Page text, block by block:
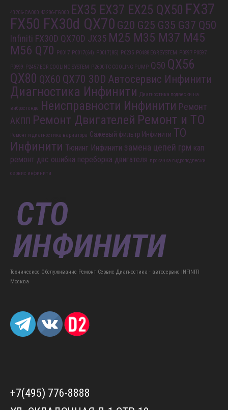
43206-CA000 43206-EG000 EX35 EX37 EX25 QX50 FX37
FX50 FX30d QX70 G20 G25 G35 G37 Q50
Infiniti FX30D QX70D JX35 M25 M35 M37 M45
M56 Q70
P0017 P0017(64) P0017(85) P0235 P0488 EGR SYSTEM P0597 P0597
P0599 P2457 EGR COOLING SYSTEM P2600 TC COOLING PUMP Q50 QX56
QX80 QX60 QX70 30D Автосервис Инфинити
Диагностика Инфинити Диагностика подвески на
вибростенде Неисправности Инфинити Ремонт
АКПП Ремонт Двигателей Ремонт и ТО
Ремонт и диагностика вариатора Сажевый фильтр Инфинити ТО
Инфинити Тюнинг Инфинити замена цепей грм кап
ремонт двс ошибка переборка двигателя прокачка гидроподвески
сервис инфинити
Техническое Обслуживание Ремонт Сервис Диагностика - автосервис INFINITI
Москва
+7(495) 776-8888